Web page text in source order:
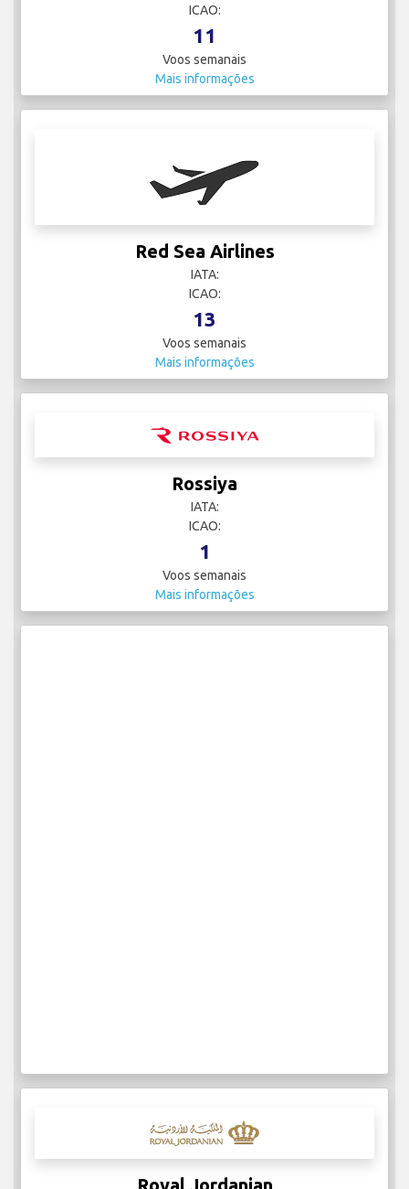
ICAO:
11
Voos semanais
Mais informações
Red Sea Airlines
IATA:
ICAO:
13
Voos semanais
Mais informações
Rossiya
IATA:
ICAO:
1
Voos semanais
Mais informações